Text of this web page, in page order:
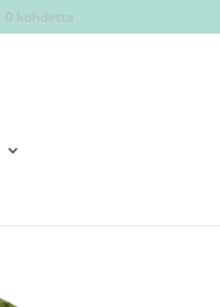
0 kohdetta